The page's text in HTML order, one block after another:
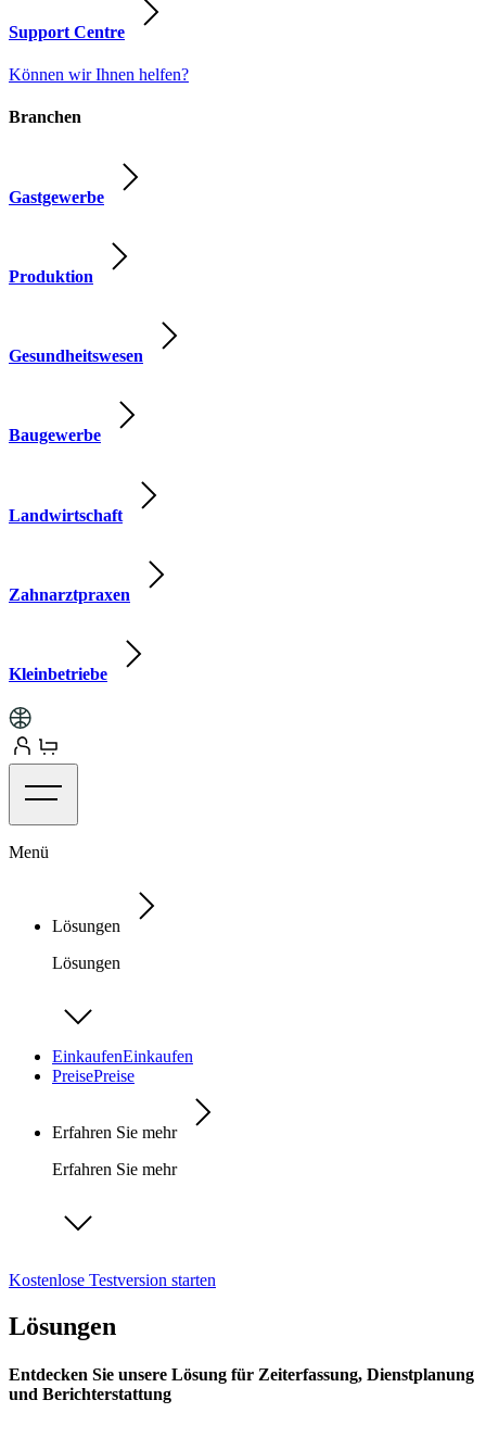
Support Centre
Können wir Ihnen helfen?
Branchen
Gastgewerbe
Produktion
Gesundheitswesen
Baugewerbe
Landwirtschaft
Zahnarztpraxen
Kleinbetriebe
Menü
Lösungen
Lösungen
EinkaufenEinkaufen
PreisePreise
Erfahren Sie mehr
Erfahren Sie mehr
Kostenlose Testversion starten
Lösungen
Entdecken Sie unsere Lösung für Zeiterfassung, Dienstplanung
und Berichterstattung